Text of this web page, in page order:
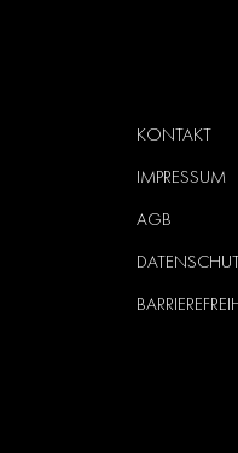
KONTAKT
IMPRESSUM
AGB